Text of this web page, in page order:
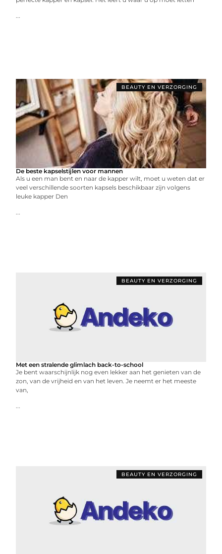
...
BEAUTY EN VERZORGING
De beste kapselstijlen voor mannen
Als u een man bent en naar de kapper wilt, moet u weten dat er
veel verschillende soorten kapsels beschikbaar zijn volgens
leuke kapper Den
...
BEAUTY EN VERZORGING
Met een stralende glimlach back-to-school
Je bent waarschijnlijk nog even lekker aan het genieten van de
zon, van de vrijheid en van het leven. Je neemt er het meeste
van,
...
BEAUTY EN VERZORGING